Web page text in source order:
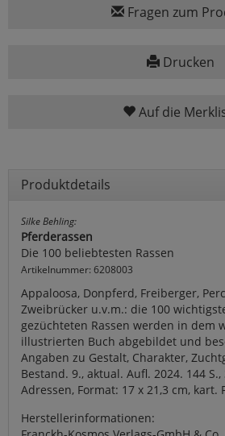
Fragen zum
Drucken
Auf die
Produktdetails
Silke Behling:
Pferderassen
Die 100 beliebtesten Rassen
Artikelnummer: 6208003
Appaloosa, Donpferd, Freiberger,
Zweibrücker u.v.m.: die 100
gezüchteten Rassen werden in dem
illustrierten Buch abgebildet und
Angaben zu Gestalt, Charakter,
Bestand. 9., aktual. Aufl. 2024. 144
Adressen, Format: 17 x 21,3 cm, kart.
Herstellerinformationen: